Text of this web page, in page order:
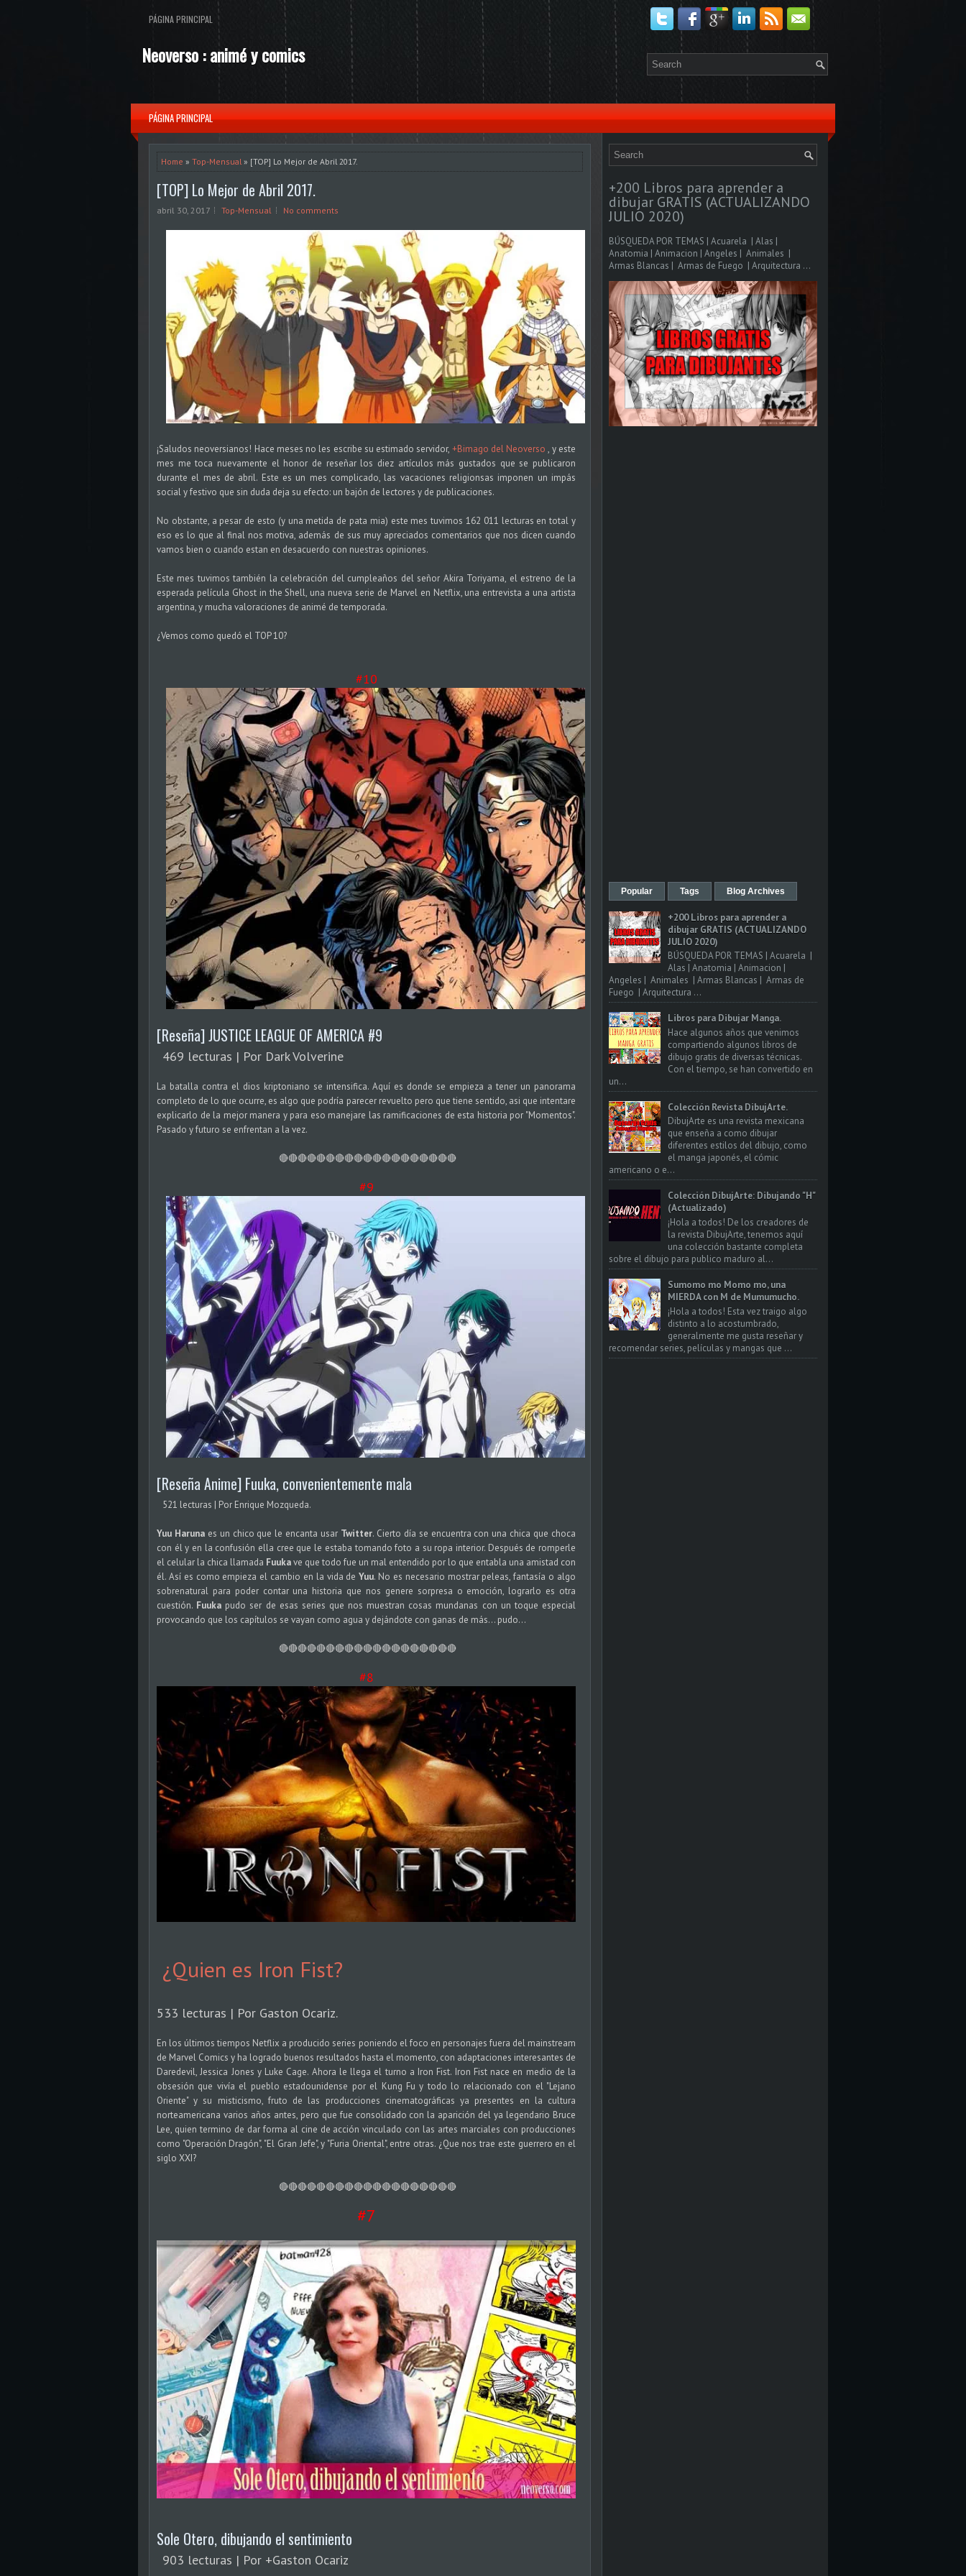
PÁGINA PRINCIPAL
Neoverso : animé y comics
PÁGINA PRINCIPAL
Home » Top-Mensual» [TOP] Lo Mejor de Abril 2017.
[TOP] Lo Mejor de Abril 2017.
abril 30, 2017 Top-Mensual No comments
¡Saludos neoversianos! Hace meses no les escribe su estimado servidor, +Bimago del Neoverso , y este
mes me toca nuevamente el honor de reseñar los diez artículos más gustados que se publicaron
durante el mes de abril. Este es un mes complicado, las vacaciones religionsas imponen un impás
social y festivo que sin duda deja su efecto: un bajón de lectores y de publicaciones.
No obstante, a pesar de esto (y una metida de pata mia) este mes tuvimos 162 011 lecturas en total y
eso es lo que al final nos motiva, además de sus muy apreciados comentarios que nos dicen cuando
vamos bien o cuando estan en desacuerdo con nuestras opiniones.
Este mes tuvimos también la celebración del cumpleaños del señor Akira Toriyama, el estreno de la
esperada película Ghost in the Shell, una nueva serie de Marvel en Netflix, una entrevista a una artista
argentina, y mucha valoraciones de animé de temporada.
¿Vemos como quedó el TOP 10?
#10
[Reseña] JUSTICE LEAGUE OF AMERICA #9
469 lecturas | Por Dark Volverine
La batalla contra el dios kriptoniano se intensifica. Aquí es donde se empieza a tener un panorama
completo de lo que ocurre, es algo que podría parecer revuelto pero que tiene sentido, asi que intentare
explicarlo de la mejor manera y para eso manejare las ramificaciones de esta historia por "Momentos".
Pasado y futuro se enfrentan a la vez.
🔴🔴🔴🔴🔴🔴🔴🔴🔴🔴🔴🔴🔴🔴🔴🔴🔴🔴🔴
#9
[Reseña Anime] Fuuka, convenientemente mala
521 lecturas | Por Enrique Mozqueda.
Yuu Harunaes un chico que le encanta usar Twitter. Cierto día se encuentra con una chica que choca
con él y en la confusión ella cree que le estaba tomando foto a su ropa interior. Después de romperle
el celular la chica llamada Fuukave que todo fue un mal entendido por lo que entabla una amistad con
él. Así es como empieza el cambio en la vida deYuu. No es necesario mostrar peleas, fantasía o algo
sobrenatural para poder contar una historia que nos genere sorpresa o emoción, lograrlo es otra
cuestión. Fuuka pudo ser de esas series que nos muestran cosas mundanas con un toque especial
provocando que los capítulos se vayan como agua y dejándote con ganas de más... pudo...
🔴🔴🔴🔴🔴🔴🔴🔴🔴🔴🔴🔴🔴🔴🔴🔴🔴🔴🔴
#8
¿Quien es Iron Fist?
533 lecturas | Por Gaston Ocariz.
En los últimos tiempos Netflix a producido series poniendo el foco en personajes fuera del mainstream
de Marvel Comics y ha logrado buenos resultados hasta el momento, con adaptaciones interesantes de
Daredevil, Jessica Jones y Luke Cage. Ahora le llega el turno a Iron Fist. Iron Fist nace en medio de la
obsesión que vivía el pueblo estadounidense por el Kung Fu y todo lo relacionado con el "Lejano
Oriente" y su misticismo, fruto de las producciones cinematográficas ya presentes en la cultura
norteamericana varios años antes, pero que fue consolidado con la aparición del ya legendario Bruce
Lee, quien termino de dar forma al cine de acción vinculado con las artes marciales con producciones
como "Operación Dragón", "El Gran Jefe", y "Furia Oriental", entre otras. ¿Que nos trae este guerrero en el
siglo XXI?
🔴🔴🔴🔴🔴🔴🔴🔴🔴🔴🔴🔴🔴🔴🔴🔴🔴🔴🔴
#7
Sole Otero, dibujando el sentimiento
903 lecturas | Por +Gaston Ocariz
+200 Libros para aprender a
dibujar GRATIS (ACTUALIZANDO
JULIO 2020)
BÚSQUEDA POR TEMAS | Acuarela | Alas |
Anatomia | Animacion | Angeles | Animales |
Armas Blancas | Armas de Fuego | Arquitectura ...
Popular Tags Blog Archives
+200 Libros para aprender a
dibujar GRATIS (ACTUALIZANDO
JULIO 2020)
BÚSQUEDA POR TEMAS | Acuarela |
Alas | Anatomia | Animacion |
Angeles | Animales | Armas Blancas | Armas de
Fuego | Arquitectura ...
Libros para Dibujar Manga.
Hace algunos años que venimos
compartiendo algunos libros de
dibujo gratis de diversas técnicas.
Con el tiempo, se han convertido en
un...
Colección Revista DibujArte.
DibujArte es una revista mexicana
que enseña a como dibujar
diferentes estilos del dibujo, como
el manga japonés, el cómic
americano o e...
Colección DibujArte: Dibujando "H"
(Actualizado)
¡Hola a todos! De los creadores de
la revista DibujArte, tenemos aquí
una colección bastante completa
sobre el dibujo para publico maduro al...
Sumomo mo Momo mo, una
MIERDA con M de Mumumucho.
¡Hola a todos! Esta vez traigo algo
distinto a lo acostumbrado,
generalmente me gusta reseñar y
recomendar series, películas y mangas que ...